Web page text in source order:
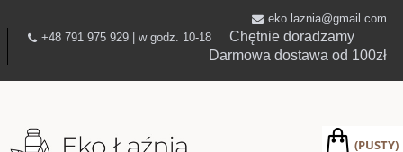
eko.laznia@gmail.com
+48 791 975 929 | w godz. 10-18 Chętnie doradzamy
Darmowa dostawa od 100zł
(PUSTY)